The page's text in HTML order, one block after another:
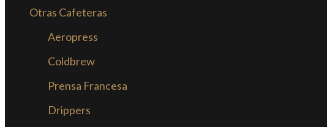
Otras Cafeteras
Aeropress
Coldbrew
Prensa Francesa
Drippers